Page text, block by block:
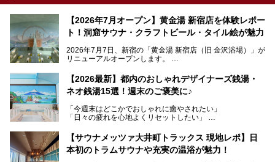
【2026年7月オープン】黄金湯 新宿店を体験レポー
ト！洞窟サウナ・クラフトビール・タイル絵が魅力
2026年7月7日、新宿の「黄金湯 新宿店（旧 金沢浴場）」が
リニューアルオープンします。
レトロでノスタルジックなタイル絵はそのまま、昔からここ
を知る地元の人にも、新しく足を運んでくれる人にも愛され
る、今の時代の"銭湯"として生まれ変わりました。洞窟のよ
ビアバーなど、新しく登場したスポットも併せて紹介しま
す。充実した設備があるのに、基本の入浴料が銭湯価格の5
【2026最新】都内のおしゃれデザイナーズ銭湯・
ネオ銭湯15選！週末のご褒美に♪
「今週末はどこかでおしゃれに癒やされたい」
「日々の疲れを心地よくリセットしたい」
となっている新しいスタイルの銭湯です。
最近、SNSやメディアで「デザイナーズ銭湯」や「ネオ銭
【サウナメッツァ大井町トラックス 現地レポ】日
本初のトラムサウナや充実の温浴が魅力！